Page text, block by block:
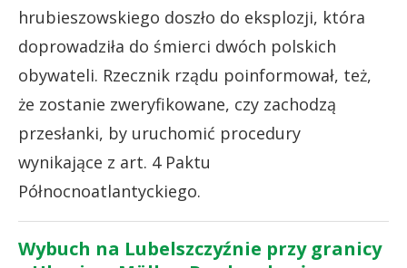
hrubieszowskiego doszło do eksplozji, która
doprowadziła do śmierci dwóch polskich
obywateli. Rzecznik rządu poinformował, też,
że zostanie zweryfikowane, czy zachodzą
przesłanki, by uruchomić procedury
wynikające z art. 4 Paktu
Północnoatlantyckiego.
Wybuch na Lubelszczyźnie przy granicy